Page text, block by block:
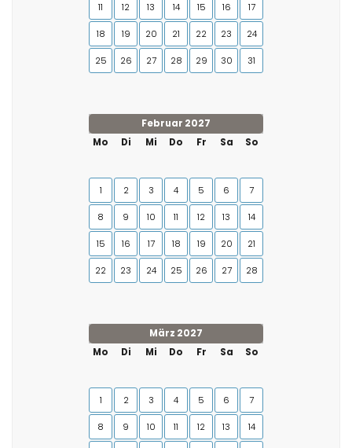
11 12 13 14 15 16 17
18 19 20 21 22 23 24
25 26 27 28 29 30 31
Februar 2027
Mo
Di Mi Do Fr Sa So
1 2 3 4 5 6 7
8 9 10 11 12 13 14
15 16 17 18 19 20 21
22 23 24 25 26 27 28
März 2027
Mo
Di Mi Do Fr Sa So
1 2 3 4 5 6 7
8 9 10 11 12 13 14